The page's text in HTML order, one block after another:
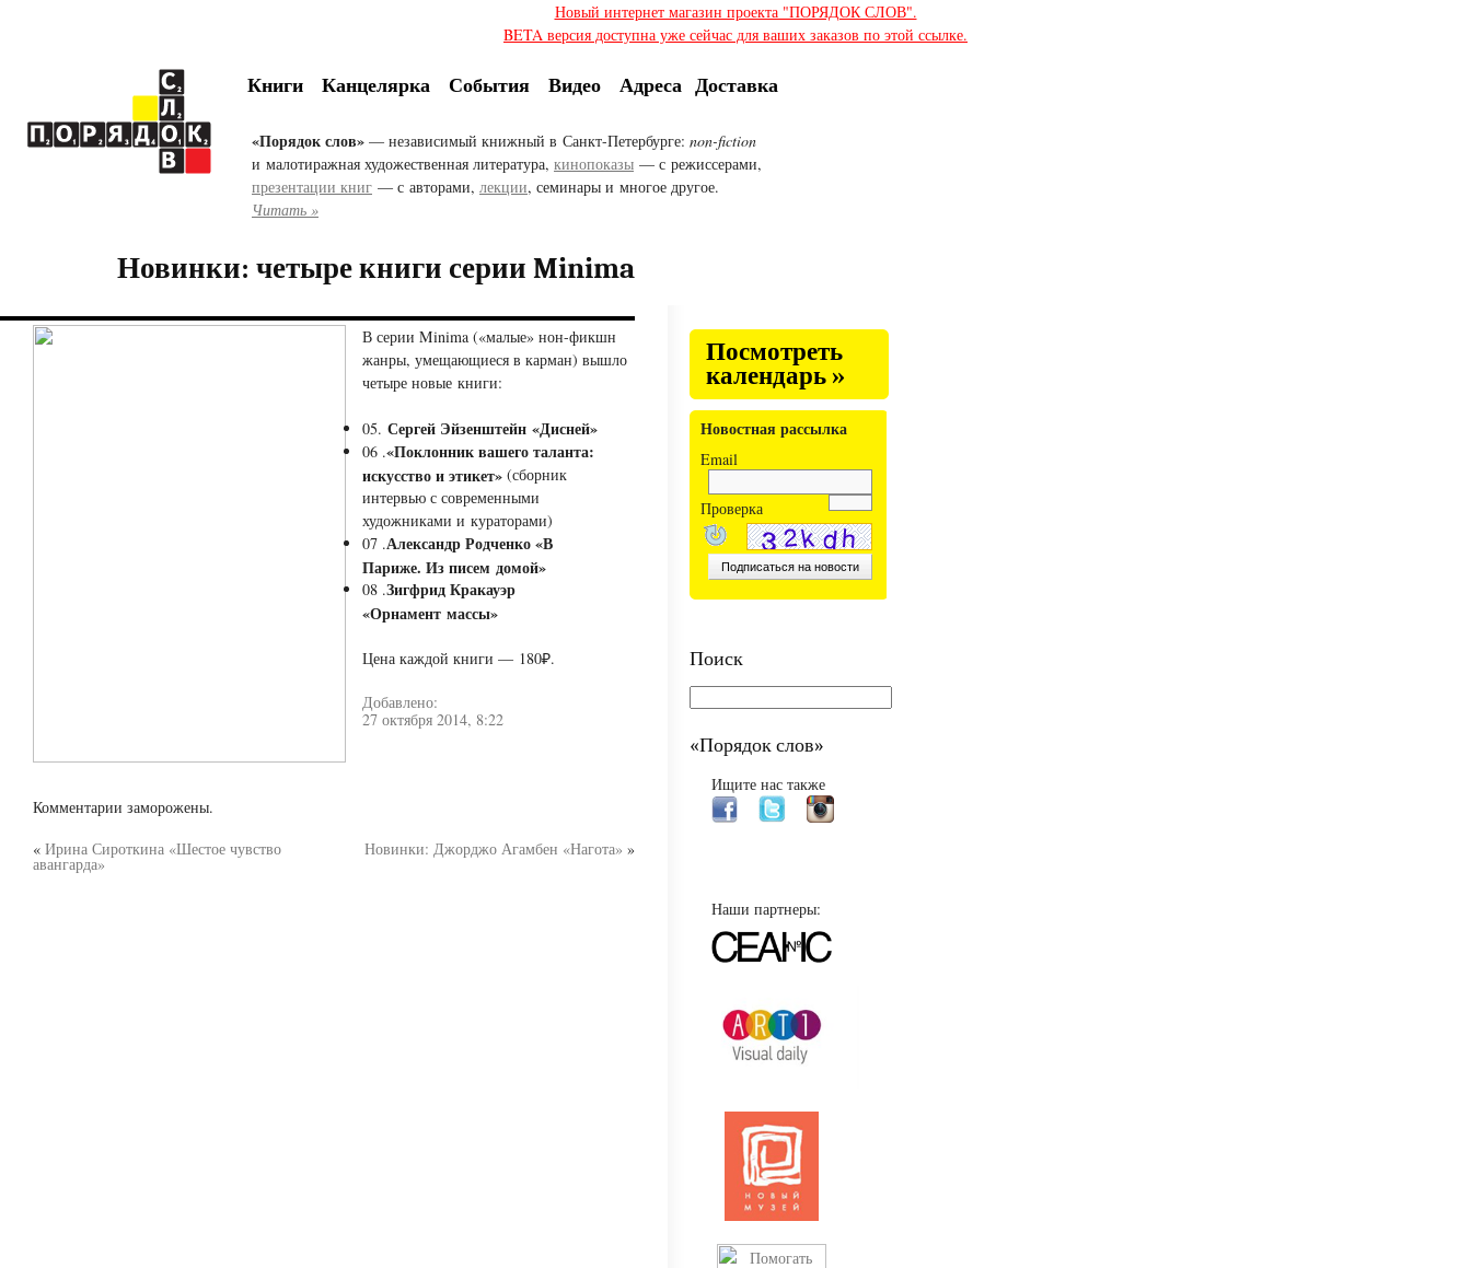
Новый интернет магазин проекта "ПОРЯДОК СЛОВ".
BETA версия доступна уже сейчас для ваших заказов по этой ссылке.
Книги Канцелярка События Видео Адреса Доставка
«Порядок слов» — независимый книжный в Санкт-Петербурге: non-fiction
и малотиражная художественная литература, кинопоказы — с режиссерами,
презентации книг — с авторами, лекции, семинары и многое другое.
Читать »
Новинки: четыре книги серии Minima
В серии Minima («малые» нон-фикшн
жанры, умещающиеся в карман) вышло
четыре новые книги:
05. Сергей Эйзенштейн «Дисней»
06 .«Поклонник вашего таланта:
искусство и этикет» (сборник
интервью с современными
художниками и кураторами)
07 .Александр Родченко «В
Париже. Из писем домой»
08 .Зигфрид Кракауэр
«Орнамент массы»
Цена каждой книги — 180₽.
Добавлено:
27 октября 2014, 8:22
Комментарии заморожены.
« Ирина Сироткина «Шестое чувство
авангарда»
Новинки: Джорджо Агамбен «Нагота» »
Посмотреть
календарь »
Новостная рассылка
Email
Проверка
Поиск
«Порядок слов»
Ищите нас также
Наши партнеры: